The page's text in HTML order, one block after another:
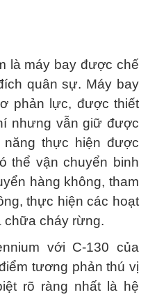
là máy bay được chế
quân sự. Máy bay
phản lực, được thiết
nhưng vẫn giữ được
thực hiện được
thể vận chuyển binh
hàng không, tham
thực hiện các hoạt
chữa cháy rừng.
với C-130 của
tương phản thú vị
rõ ràng nhất là hệ